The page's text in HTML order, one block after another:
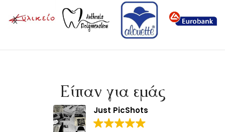
Είπαν για εμάς
Just PicShots